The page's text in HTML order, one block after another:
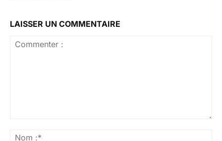
LAISSER UN COMMENTAIRE